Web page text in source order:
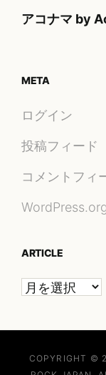
アコナマ by
META
ログイン
投稿フィード
コメントフィ
ARTICLE
Article
COPYRIGHT ©